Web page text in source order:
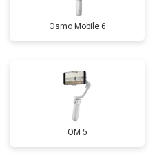
Osmo Mobile 6
OM 5